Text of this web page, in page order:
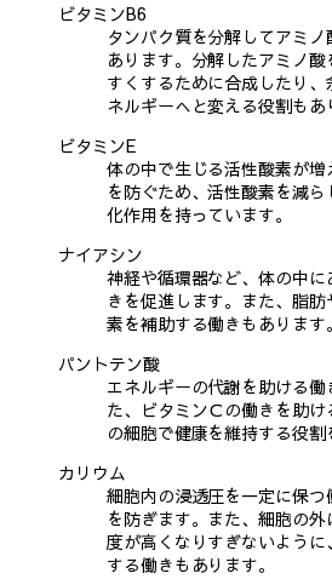
ビタミンB6
タンパク質を分解してアミ
あります。分解したアミノ
すくするために合成したり
ネルギーへと変える役割もあ
ビタミンE
体の中で生じる活性酸素が
を防ぐため、活性酸素を減
化作用を持っています。
ナイアシン
神経や循環器など、体の中
きを促進します。また、脂
素を補助する働きもあります。
パントテン酸
エネルギーの代謝を助ける働
た、ビタミンＣの働きを助
の細胞で健康を維持する役割
カリウム
細胞内の浸透圧を一定に保
を防ぎます。また、細胞の
度が高くなりすぎないよう
する働きもあります。